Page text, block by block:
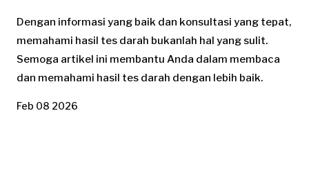
Dengan informasi yang baik dan konsultasi yang tepat,
memahami hasil tes darah bukanlah hal yang sulit.
Semoga artikel ini membantu Anda dalam membaca
dan memahami hasil tes darah dengan lebih baik.
Feb 08 2026